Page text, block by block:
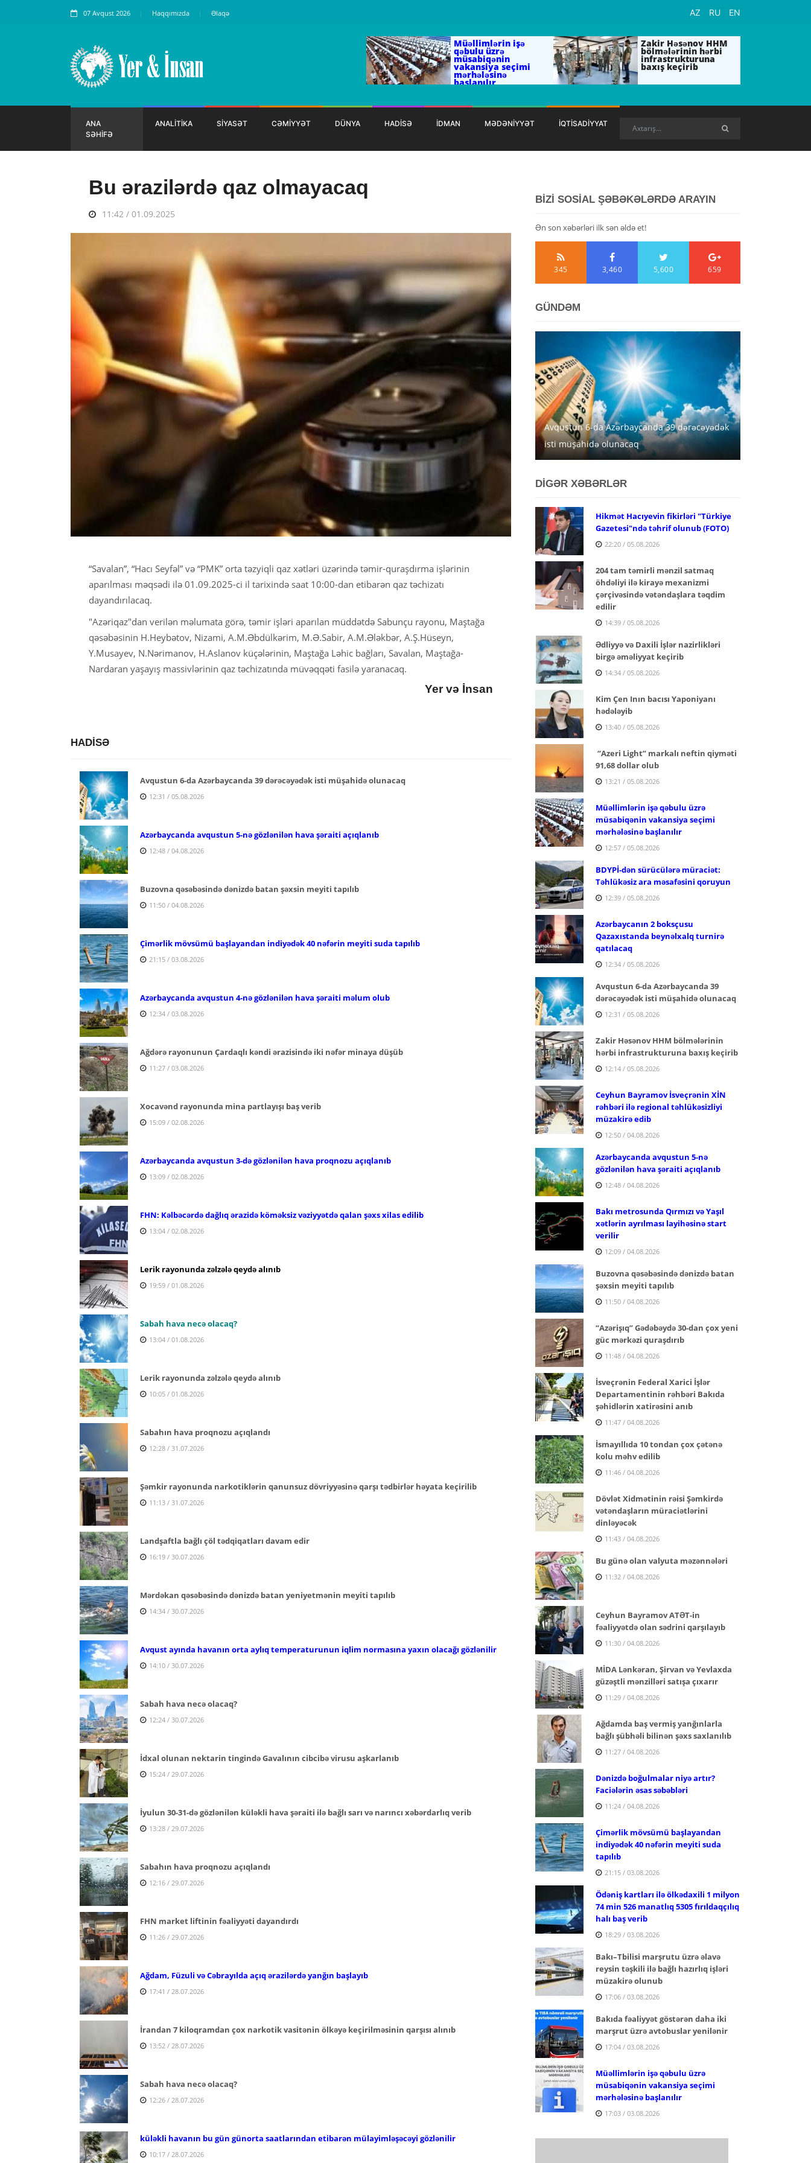
07 Avqust 2026 Haqqımızda Əlaqə AZ RU EN
Müəllimlərin işə
qəbulu üzrə
müsabiqənin
vakansiya seçimi
mərhələsinə
başlanılır
Zakir Həsənov HHM
bölmələrinin hərbi
infrastrukturuna
baxış keçirib
ANA
SƏHİFƏ
ANALİTİKA SİYASƏT CƏMİYYƏT DÜNYA HADİSƏ İDMAN MƏDƏNİYYƏT İQTİSADİYYAT
Bu ərazilərdə qaz olmayacaq
11:42 / 01.09.2025
“Savalan”, “Hacı Seyfəl” və “PMK” orta təzyiqli qaz xətləri üzərində təmir-quraşdırma işlərinin
aparılması məqsədi ilə 01.09.2025-ci il tarixində saat 10:00-dan etibarən qaz təchizatı
dayandırılacaq.
"Azəriqaz"dan verilən məlumata görə, təmir işləri aparılan müddətdə Sabunçu rayonu, Maştağa
qəsəbəsinin H.Heybətov, Nizami, A.M.Əbdülkərim, M.Ə.Sabir, A.M.Ələkbər, A.Ş.Hüseyn,
Y.Musayev, N.Nərimanov, H.Aslanov küçələrinin, Maştağa Ləhic bağları, Savalan, Maştağa-
Nardaran yaşayış massivlərinin qaz təchizatında müvəqqəti fasilə yaranacaq.
Yer və İnsan
HADİSƏ
Avqustun 6-da Azərbaycanda 39 dərəcəyədək isti müşahidə olunacaq
12:31 / 05.08.2026
Azərbaycanda avqustun 5-nə gözlənilən hava şəraiti açıqlanıb
12:48 / 04.08.2026
Buzovna qəsəbəsində dənizdə batan şəxsin meyiti tapılıb
11:50 / 04.08.2026
Çimərlik mövsümü başlayandan indiyədək 40 nəfərin meyiti suda tapılıb
21:15 / 03.08.2026
Azərbaycanda avqustun 4-nə gözlənilən hava şəraiti məlum olub
12:34 / 03.08.2026
Ağdərə rayonunun Çardaqlı kəndi ərazisində iki nəfər minaya düşüb
11:27 / 03.08.2026
Xocavənd rayonunda mina partlayışı baş verib
15:09 / 02.08.2026
Azərbaycanda avqustun 3-də gözlənilən hava proqnozu açıqlanıb
13:09 / 02.08.2026
FHN: Kəlbəcərdə dağlıq ərazidə köməksiz vəziyyətdə qalan şəxs xilas edilib
13:04 / 02.08.2026
Lerik rayonunda zəlzələ qeydə alınıb
19:59 / 01.08.2026
Sabah hava necə olacaq?
13:04 / 01.08.2026
Lerik rayonunda zəlzələ qeydə alınıb
10:05 / 01.08.2026
Sabahın hava proqnozu açıqlandı
12:28 / 31.07.2026
Şəmkir rayonunda narkotiklərin qanunsuz dövriyyəsinə qarşı tədbirlər həyata keçirilib
11:13 / 31.07.2026
Landşaftla bağlı çöl tədqiqatları davam edir
16:19 / 30.07.2026
Mərdəkan qəsəbəsində dənizdə batan yeniyetmənin meyiti tapılıb
14:34 / 30.07.2026
Avqust ayında havanın orta aylıq temperaturunun iqlim normasına yaxın olacağı gözlənilir
14:10 / 30.07.2026
Sabah hava necə olacaq?
12:24 / 30.07.2026
İdxal olunan nektarin tingində Gavalının cibcibə virusu aşkarlanıb
15:24 / 29.07.2026
İyulun 30-31-də gözlənilən küləkli hava şəraiti ilə bağlı sarı və narıncı xəbərdarlıq verib
13:28 / 29.07.2026
Sabahın hava proqnozu açıqlandı
12:16 / 29.07.2026
FHN market liftinin fəaliyyəti dayandırdı
11:26 / 29.07.2026
Ağdam, Füzuli və Cəbrayılda açıq ərazilərdə yanğın başlayıb
17:41 / 28.07.2026
İrandan 7 kiloqramdan çox narkotik vasitənin ölkəyə keçirilməsinin qarşısı alınıb
13:52 / 28.07.2026
Sabah hava necə olacaq?
12:26 / 28.07.2026
küləkli havanın bu gün günorta saatlarından etibarən mülayimləşəcəyi gözlənilir
10:17 / 28.07.2026
BİZİ SOSİAL ŞƏBƏKƏLƏRDƏ ARAYIN
Ən son xəbərləri ilk sən əldə et!
345 3,460 5,600 659
GÜNDƏM
Avqustun 6-da Azərbaycanda 39 dərəcəyədək
isti müşahidə olunacaq
DİGƏR XƏBƏRLƏR
Hikmət Hacıyevin fikirləri "Türkiye
Gazetesi"ndə təhrif olunub (FOTO)
22:20 / 05.08.2026
204 tam təmirli mənzil satmaq
öhdəliyi ilə kirayə mexanizmi
çərçivəsində vətəndaşlara təqdim
edilir
14:39 / 05.08.2026
Ədliyyə və Daxili İşlər nazirlikləri
birgə əməliyyat keçirib
14:34 / 05.08.2026
Kim Çen Inın bacısı Yaponiyanı
hədələyib
13:40 / 05.08.2026
“Azeri Light” markalı neftin qiyməti
91,68 dollar olub
13:21 / 05.08.2026
Müəllimlərin işə qəbulu üzrə
müsabiqənin vakansiya seçimi
mərhələsinə başlanılır
12:57 / 05.08.2026
BDYPİ-dən sürücülərə müraciət:
Təhlükəsiz ara məsafəsini qoruyun
12:39 / 05.08.2026
Azərbaycanın 2 boksçusu
Qazaxıstanda beynəlxalq turnirə
qatılacaq
12:34 / 05.08.2026
Avqustun 6-da Azərbaycanda 39
dərəcəyədək isti müşahidə olunacaq
12:31 / 05.08.2026
Zakir Həsənov HHM bölmələrinin
hərbi infrastrukturuna baxış keçirib
12:14 / 05.08.2026
Ceyhun Bayramov İsveçrənin XİN
rəhbəri ilə regional təhlükəsizliyi
müzakirə edib
12:50 / 04.08.2026
Azərbaycanda avqustun 5-nə
gözlənilən hava şəraiti açıqlanıb
12:48 / 04.08.2026
Bakı metrosunda Qırmızı və Yaşıl
xətlərin ayrılması layihəsinə start
verilir
12:09 / 04.08.2026
Buzovna qəsəbəsində dənizdə batan
şəxsin meyiti tapılıb
11:50 / 04.08.2026
“Azərişıq” Gədəbəydə 30-dan çox yeni
güc mərkəzi quraşdırıb
11:48 / 04.08.2026
İsveçrənin Federal Xarici İşlər
Departamentinin rəhbəri Bakıda
şəhidlərin xatirəsini anıb
11:47 / 04.08.2026
İsmayıllıda 10 tondan çox çətənə
kolu məhv edilib
11:46 / 04.08.2026
Dövlət Xidmətinin rəisi Şəmkirdə
vətəndaşların müraciətlərini
dinləyəcək
11:43 / 04.08.2026
Bu günə olan valyuta məzənnələri
11:32 / 04.08.2026
Ceyhun Bayramov ATƏT-in
fəaliyyətdə olan sədrini qarşılayıb
11:30 / 04.08.2026
MİDA Lənkəran, Şirvan və Yevlaxda
güzəştli mənzilləri satışa çıxarır
11:29 / 04.08.2026
Ağdamda baş vermiş yanğınlarla
bağlı şübhəli bilinən şəxs saxlanılıb
11:27 / 04.08.2026
Dənizdə boğulmalar niyə artır?
Faciələrin əsas səbəbləri
11:24 / 04.08.2026
Çimərlik mövsümü başlayandan
indiyədək 40 nəfərin meyiti suda
tapılıb
21:15 / 03.08.2026
Ödəniş kartları ilə ölkədaxili 1 milyon
74 min 526 manatlıq 5305 fırıldaqçılıq
halı baş verib
18:29 / 03.08.2026
Bakı–Tbilisi marşrutu üzrə əlavə
reysin təşkili ilə bağlı hazırlıq işləri
müzakirə olunub
17:06 / 03.08.2026
Bakıda fəaliyyət göstərən daha iki
marşrut üzrə avtobuslar yenilənir
17:04 / 03.08.2026
Müəllimlərin işə qəbulu üzrə
müsabiqənin vakansiya seçimi
mərhələsinə başlanılır
17:03 / 03.08.2026